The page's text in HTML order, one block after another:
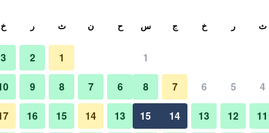
في الليلة
ث ر خ ج س
1
4
5
6
7
8
11
12
13
14
15
ح ن ث ر خ
1
2
3
6
7
8
9
13
14
15
16